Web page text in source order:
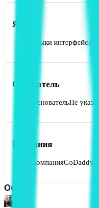
Языки
Языки интерфейса
Основатель
ОсновательНе указан
Компания
КомпанияGoDaddy
Обзор